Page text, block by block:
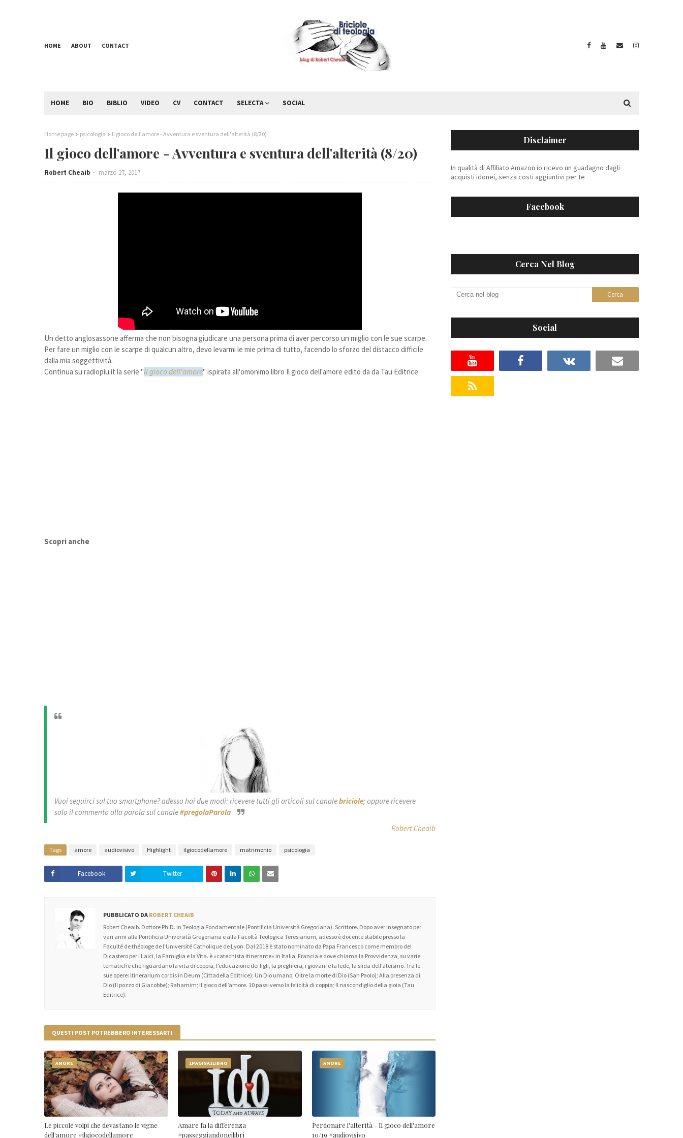
HOME ABOUT CONTACT
HOME BIO BIBLIO VIDEO CV CONTACT SELECTA SOCIAL
Home page psicologia Il gioco dell'amore - Avventura e sventura dell'alterità (8/20)
Il gioco dell'amore - Avventura e sventura dell'alterità (8/20)
Robert Cheaib marzo 27, 2017
Un detto anglosassone afferma che non bisogna giudicare una persona prima di aver percorso un miglio con le sue scarpe.
Per fare un miglio con le scarpe di qualcun altro, devo levarmi le mie prima di tutto, facendo lo sforzo del distacco difficile
dalla mia soggettività.
Continua su radiopiu.it la serie "Il gioco dell'amore" ispirata all'omonimo libro Il gioco dell'amore edito da da Tau Editrice
Scopri anche
Vuoi seguirci sul tuo smartphone? adesso hai due modi: ricevere tutti gli articoli sul canalebriciole; oppure ricevere
solo il commento alla parola sul canale#pregolaParola
Robert Cheaib
Tags amore audiovisivo Highlight ilgiocodellamore matrimonio psicologia
Facebook Twitter
PUBBLICATO DA ROBERT CHEAIB
Robert Cheaib. Dottore Ph.D. in Teologia Fondamentale (Pontificia Università Gregoriana). Scrittore. Dopo aver insegnato per
vari anni alla Pontificia Università Gregoriana e alla Facoltà Teologica Teresianum, adesso è docente stabile presso la
Faculté de théologe de l'Université Catholique de Lyon. Dal 2018 è stato nominato da Papa Francesco come membro del
Dicastero per i Laici, la Famiglia e la Vita. è «catechista itinerante» in Italia, Francia e dove chiama la Provvidenza, su varie
tematiche che riguardano la vita di coppia, l’educazione dei figli, la preghiera, i giovani e la fede, la sfida dell’ateismo. Tra le
sue opere: Itinerarium cordis in Deum (Cittadella Editrice); Un Dio umano; Oltre la morte di Dio (San Paolo); Alla presenza di
Dio (Il pozzo di Giacobbe); Rahamim; Il gioco dell’amore. 10 passi verso la felicità di coppia; Il nascondiglio della gioia (Tau
Editrice).
QUESTI POST POTREBBERO INTERESSARTI
AMORE
Le piccole volpi che devastano le vigne
dell'amore #ilgiocodellamore
1PAGINA1LIBRO
Amare fa la differenza
#passeggiandoneilibri
AMORE
Perdonare l'alterità - Il gioco dell'amore
10/19 #audiovisivo
Disclaimer
In qualità di Affiliato Amazon io ricevo un guadagno dagli
acquisti idonei, senza costi aggiuntivi per te
Facebook
Cerca Nel Blog
Social